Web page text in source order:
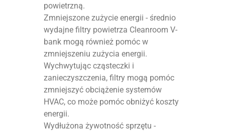
powietrzną.
Zmniejszone zużycie energii - średnio
wydajne filtry powietrza Cleanroom V-
bank mogą również pomóc w
zmniejszeniu zużycia energii.
Wychwytując cząsteczki i
zanieczyszczenia, filtry mogą pomóc
zmniejszyć obciążenie systemów
HVAC, co może pomóc obniżyć koszty
energii.
Wydłużona żywotność sprzętu -